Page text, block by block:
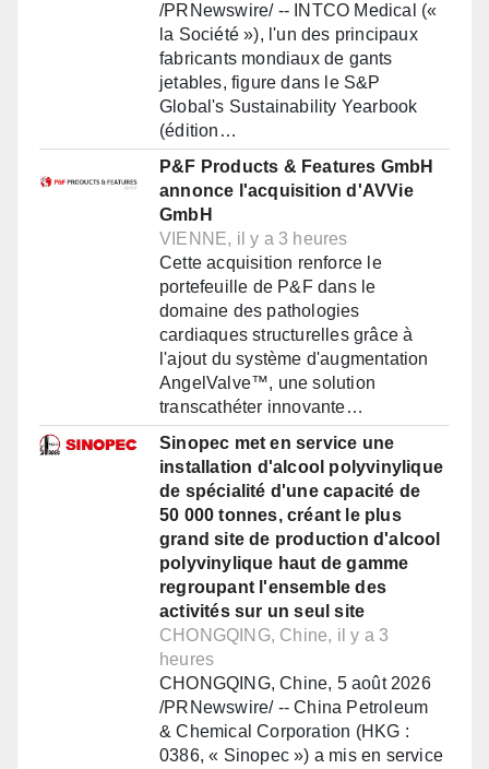
/PRNewswire/ -- INTCO Medical («
la Société »), l'un des principaux
fabricants mondiaux de gants
jetables, figure dans le S&P
Global's Sustainability Yearbook
(édition…
P&F Products & Features GmbH
annonce l'acquisition d'AVVie
GmbH
VIENNE, il y a 3 heures
Cette acquisition renforce le
portefeuille de P&F dans le
domaine des pathologies
cardiaques structurelles grâce à
l'ajout du système d'augmentation
AngelValve™, une solution
transcathéter innovante…
Sinopec met en service une
installation d'alcool polyvinylique
de spécialité d'une capacité de
50 000 tonnes, créant le plus
grand site de production d'alcool
polyvinylique haut de gamme
regroupant l'ensemble des
activités sur un seul site
CHONGQING, Chine, il y a 3
heures
CHONGQING, Chine, 5 août 2026
/PRNewswire/ -- China Petroleum
& Chemical Corporation (HKG :
0386, « Sinopec ») a mis en service